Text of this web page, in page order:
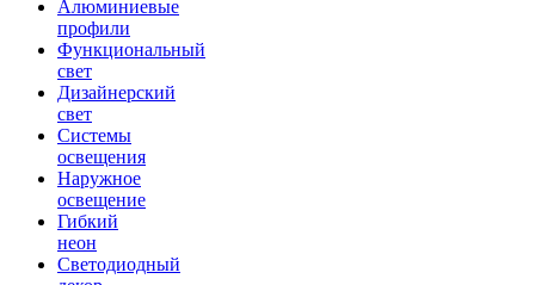
Алюминиевые
профили
Функциональный
свет
Дизайнерский
свет
Системы
освещения
Наружное
освещение
Гибкий
неон
Светодиодный